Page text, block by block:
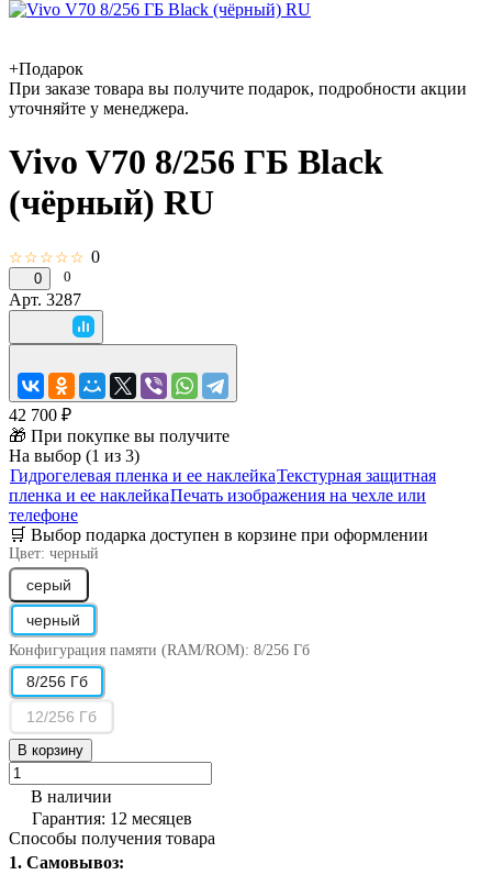
+Подарок
При заказе товара вы получите подарок, подробности акции
уточняйте у менеджера.
Vivo V70 8/256 ГБ Black
(чёрный) RU
☆☆☆☆☆ 0
0 0
Арт. 3287
42 700 ₽
🎁 При покупке вы получите
На выбор (1 из 3)
Гидрогелевая пленка и ее наклейкаТекстурная защитная
пленка и ее наклейкаПечать изображения на чехле или
телефоне
🛒 Выбор подарка доступен в корзине при оформлении
Цвет: черный
серый
черный
Конфигурация памяти (RAM/ROM): 8/256 Гб
8/256 Гб
12/256 Гб
В корзину
В наличии
Гарантия: 12 месяцев
Способы получения товара
1. Самовывоз: